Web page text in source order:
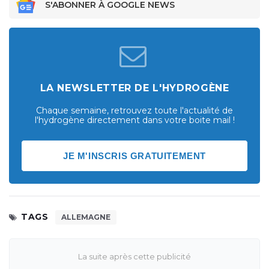
S'ABONNER À GOOGLE NEWS
LA NEWSLETTER DE L'HYDROGÈNE
Chaque semaine, retrouvez toute l'actualité de
l'hydrogène directement dans votre boite mail !
JE M'INSCRIS GRATUITEMENT
TAGS ALLEMAGNE